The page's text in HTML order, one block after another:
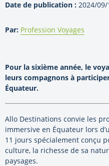
Date de publication : 2024/09/
Par: Profession Voyages
Pour la sixième année, le
leurs compagnons à
Équateur.
Allo Destinations convie les
immersive en Équateur lors
11 jours spécialement conçu
culture, la richesse de sa
paysages.